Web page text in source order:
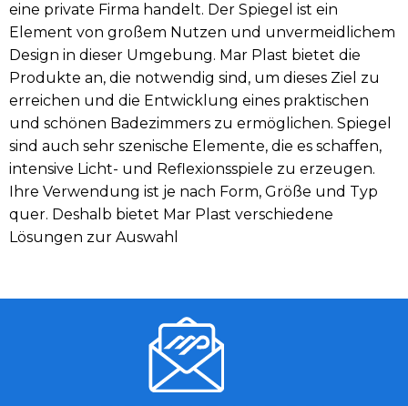
eine private Firma handelt. Der Spiegel ist ein
Element von großem Nutzen und unvermeidlichem
Design in dieser Umgebung. Mar Plast bietet die
Produkte an, die notwendig sind, um dieses Ziel zu
erreichen und die Entwicklung eines praktischen
und schönen Badezimmers zu ermöglichen. Spiegel
sind auch sehr szenische Elemente, die es schaffen,
intensive Licht- und Reflexionsspiele zu erzeugen.
Ihre Verwendung ist je nach Form, Größe und Typ
quer. Deshalb bietet Mar Plast verschiedene
Lösungen zur Auswahl